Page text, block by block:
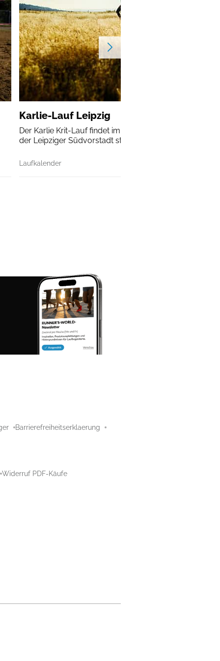
Karlie-Lauf Leipzig
Der Karlie Krit-Lauf findet im Rahmen des
der Leipziger Südvorstadt statt.
Laufkalender
Barrierefreiheitserklaerung
Widerruf PDF-Käufe